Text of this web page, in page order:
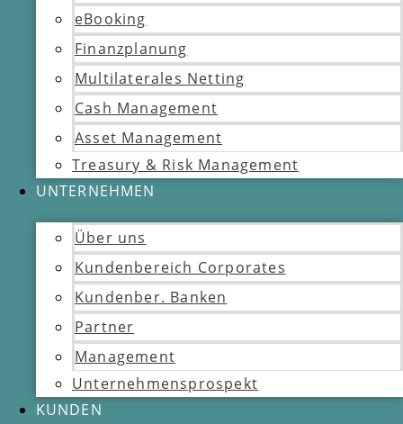
eBooking
Finanzplanung
Multilaterales Netting
Cash Management
Asset Management
Treasury & Risk Management
UNTERNEHMEN
Über uns
Kundenbereich Corporates
Kundenber. Banken
Partner
Management
Unternehmensprospekt
KUNDEN